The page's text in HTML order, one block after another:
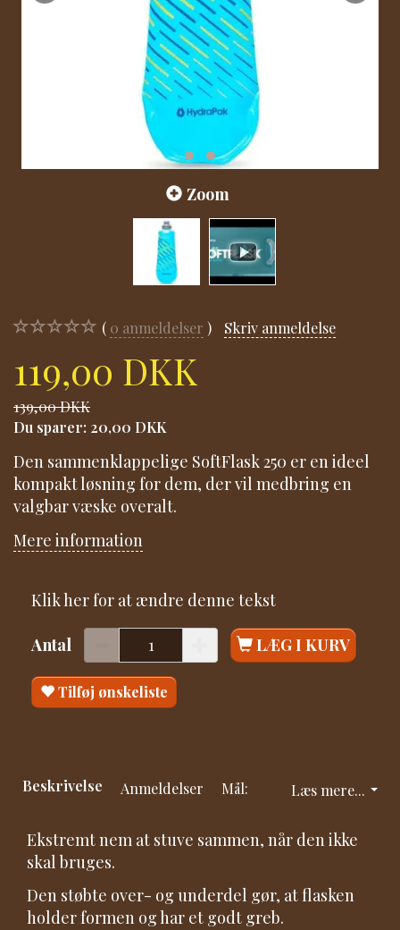
Zoom
0 anmeldelser Skriv anmeldelse
119,00 DKK
139,00 DKK
Du sparer: 20,00 DKK
Den sammenklappelige SoftFlask 250 er en ideel
kompakt løsning for dem, der vil medbring en
valgbar væske overalt.
Mere information
Klik her for at ændre denne tekst
Antal LÆG I KURV
Tilføj ønskeliste
Læs mere...
Beskrivelse Anmeldelser Mål:
Ekstremt nem at stuve sammen, når den ikke
skal bruges.
Den støbte over- og underdel gør, at flasken
holder formen og har et godt greb.